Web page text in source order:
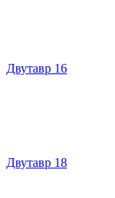
Двутавр 16
Двутавр 18